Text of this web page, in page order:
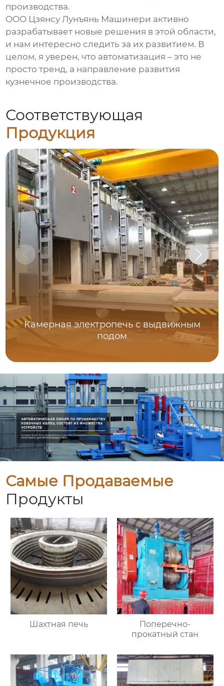
производства.
ООО Цзянсу Лунъянь Машинери активно
разрабатывает новые решения в этой области,
и нам интересно следить за их развитием. В
целом, я уверен, что автоматизация – это не
просто тренд, а направление развития
кузнечное производства.
Соответствующая
Продукция
Камерная электропечь с выдвижным
подом
Самые Продаваемые
Продукты
Шахтная печь
Поперечно-
прокатный стан